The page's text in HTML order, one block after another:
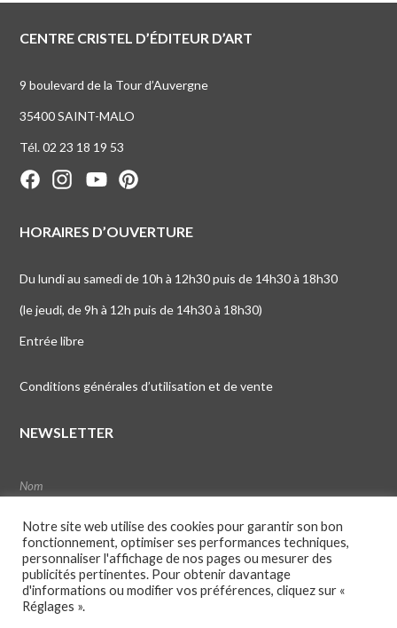
CENTRE CRISTEL D’ÉDITEUR D’ART
9 boulevard de la Tour d’Auvergne
35400 SAINT-MALO
Tél. 02 23 18 19 53
HORAIRES D’OUVERTURE
Du lundi au samedi de 10h à 12h30 puis de 14h30 à 18h30
(le jeudi, de 9h à 12h puis de 14h30 à 18h30)
Entrée libre
Conditions générales d’utilisation et de vente
NEWSLETTER
Notre site web utilise des cookies pour garantir son bon
fonctionnement, optimiser ses performances techniques,
personnaliser l'affichage de nos pages ou mesurer des
publicités pertinentes. Pour obtenir davantage
d'informations ou modifier vos préférences, cliquez sur «
Réglages ».